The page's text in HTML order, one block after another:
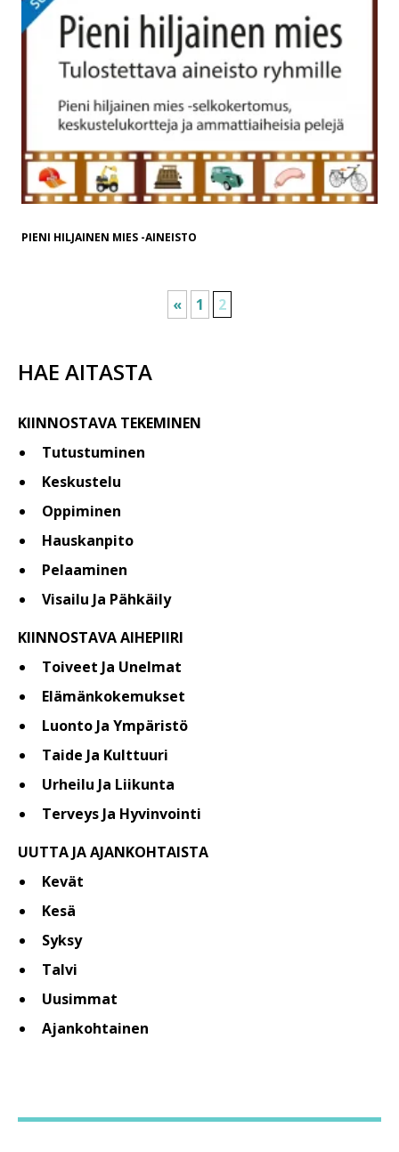
PIENI HILJAINEN MIES -AINEISTO
« 1 2
HAE AITASTA
KIINNOSTAVA TEKEMINEN
Tutustuminen
Keskustelu
Oppiminen
Hauskanpito
Pelaaminen
Visailu Ja Pähkäily
KIINNOSTAVA AIHEPIIRI
Toiveet Ja Unelmat
Elämänkokemukset
Luonto Ja Ympäristö
Taide Ja Kulttuuri
Urheilu Ja Liikunta
Terveys Ja Hyvinvointi
UUTTA JA AJANKOHTAISTA
Kevät
Kesä
Syksy
Talvi
Uusimmat
Ajankohtainen